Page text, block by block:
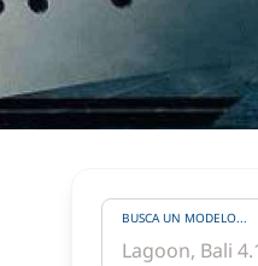
BUSCA UN MODELO...